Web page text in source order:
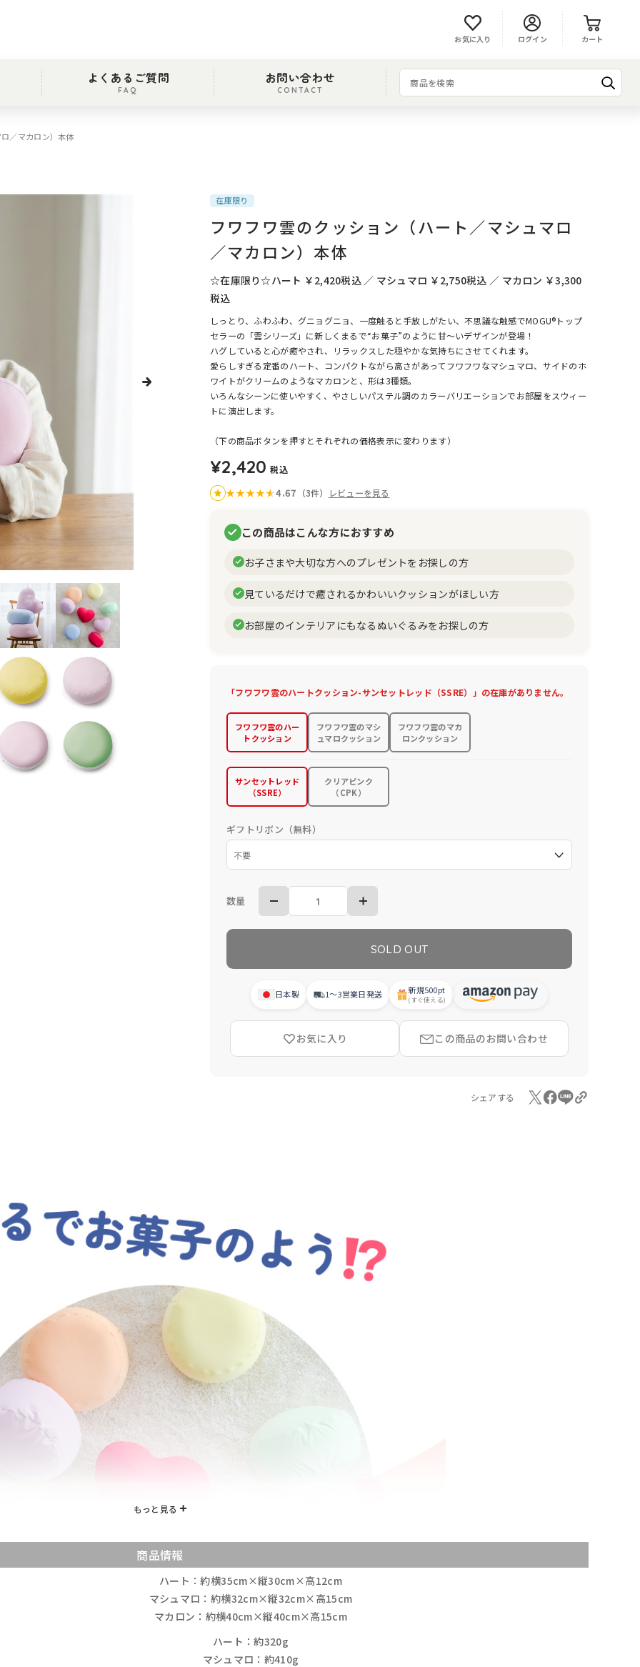
ログイン
お気に入り カート
よくあるご質問
FAQ
お問い合わせ
CONTACT
／マカロン）本体
在庫限り
フワフワ雲のクッション（ハート／マシュマロ
／マカロン）本体
☆在庫限り☆ハート ￥2,420税込 ／ マシュマロ ￥2,750税込 ／ マカロン ￥3,300
税込
しっとり、ふわふわ、グニョグニョ、一度触ると手放しがたい、不思議な触感でMOGU®トップ
セラーの「雲シリーズ」に新しくまるで“お菓子”のように甘〜いデザインが登場！
ハグしていると心が癒やされ、リラックスした穏やかな気持ちにさせてくれます。
愛らしすぎる定番のハート、コンパクトながら高さがあってフワフワなマシュマロ、サイドのホ
ワイトがクリームのようなマカロンと、形は3種類。
いろんなシーンに使いやすく、やさしいパステル調のカラーバリエーションでお部屋をスウィー
トに演出します。
（下の商品ボタンを押すとそれぞれの価格表示に変わります）
¥2,420 税込
★★★★★
★4.67 （3件） レビューを見る
この商品はこんな方におすすめ
お子さまや大切な方へのプレゼントをお探しの方
見ているだけで癒されるかわいいクッションがほしい方
お部屋のインテリアにもなるぬいぐるみをお探しの方
「フワフワ雲のハートクッション-サンセットレッド（SSRE）」の在庫がありません。
フワフワ雲のハー
トクッション
フワフワ雲のマシ
ュマロクッション
フワフワ雲のマカ
ロンクッション
サンセットレッド
（SSRE）
クリアピンク
（CPK）
ギフトリボン（無料）
数量
SOLD OUT
日本製 1〜3営業日発送 新規500pt
(すぐ使える)
お気に入り この商品のお問い合わせ
シェアする
商品情報
ハート：約横35cm×縦30cm×高12cm
マシュマロ：約横32cm×縦32cm×高15cm
マカロン： 約横40cm×縦40cm×高15cm
ハート：約320g
マシュマロ：約410g